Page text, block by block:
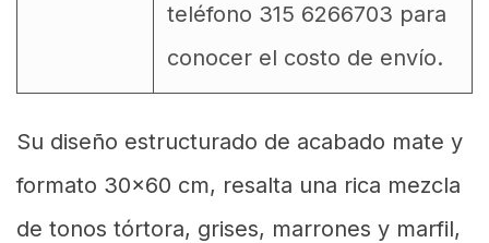
teléfono 315 6266703 para
conocer el costo de envío.
Su diseño estructurado de acabado mate y
formato 30x60 cm, resalta una rica mezcla
de tonos tórtora, grises, marrones y marfil,